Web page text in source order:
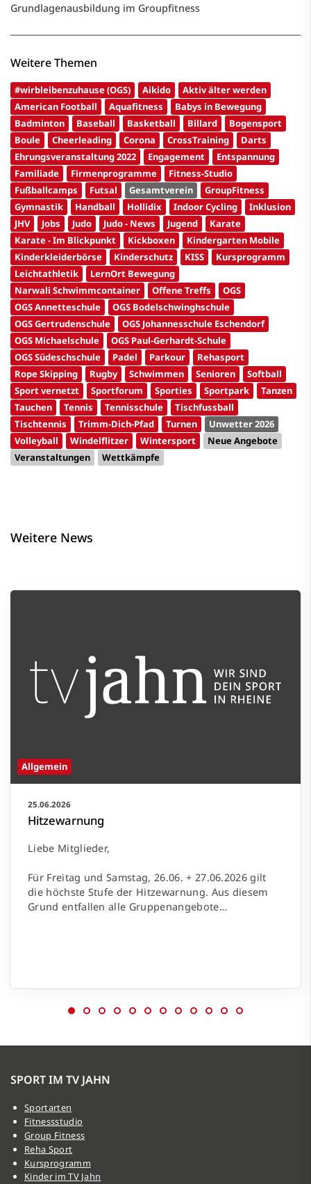
Grundlagenausbildung im Groupfitness
Weitere Themen
#wirbleibenzuhause (OGS) Aikido
Aktiv älter werden
American Football
Aquafitness
Babys in Bewegung
Badminton
Baseball Basketball Billard
Bogensport
Boule
Cheerleading Corona CrossTraining
Darts
Ehrungsveranstaltung 2022
Engagement
Entspannung
Familiade
Firmenprogramme
Fitness-Studio
Fußballcamps
Futsal Gesamtverein
GroupFitness
Gymnastik
Handball Hollidix Indoor Cycling
Inklusion
JHV
Jobs Judo Judo - News Jugend
Karate
Karate - Im Blickpunkt
Kickboxen
Kindergarten Mobile
Kinderkleiderbörse
Kinderschutz KISS
Kursprogramm
Leichtathletik
LernOrt Bewegung
Narwali Schwimmcontainer
Offene Treffs
OGS
OGS Annetteschule
OGS Bodelschwinghschule
OGS Gertrudenschule
OGS Johannesschule Eschendorf
OGS Michaelschule
OGS Paul-Gerhardt-Schule
OGS Südeschschule
Padel Parkour
Rehasport
Rope Skipping
Rugby Schwimmen Senioren
Softball
Sport vernetzt
Sportforum Sporties Sportpark
Tanzen
Tauchen
Tennis Tennisschule
Tischfussball
Tischtennis
Trimm-Dich-Pfad Turnen
Unwetter 2026
Volleyball
Windelflitzer Wintersport
Neue Angebote
Veranstaltungen
Wettkämpfe
Weitere News
Allgemein
25.06.2026
Hitzewarnung
Liebe Mitglieder,
Für Freitag und Samstag, 26.06. + 27.06.2026 gilt
die höchste Stufe der Hitzewarnung. Aus diesem
Grund entfallen alle Gruppenangebote…
SPORT IM TV JAHN
Sportarten
Fitnessstudio
Group Fitness
Reha Sport
Kursprogramm
Kinder im TV Jahn